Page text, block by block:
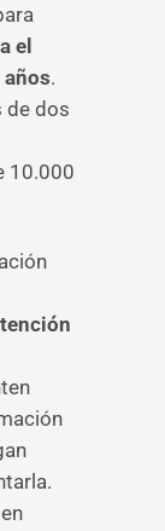
el
años.
de dos
10.000